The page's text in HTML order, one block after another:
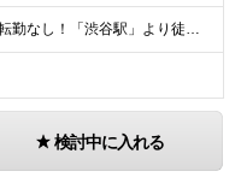
≪引っ越しを伴う転勤なし！「渋谷駅」より徒歩5分≫ 【東京本社】 東京都渋谷区渋谷2丁目16-1 Daiwa渋谷宮益坂ビル5階 (変更の範囲)上記を除く当社関連勤務地
検討中に入れる